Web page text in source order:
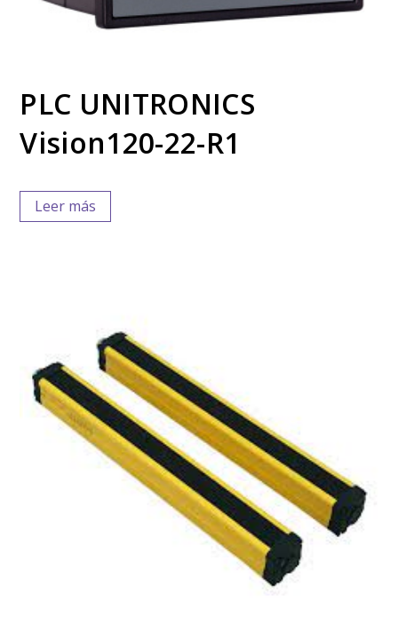
PLC UNITRONICS
Vision120-22-R1
Leer más